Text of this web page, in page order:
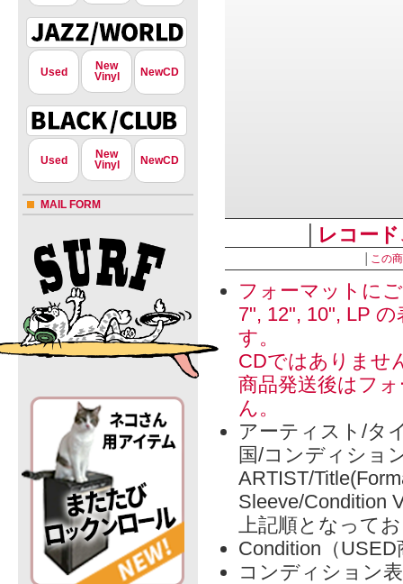
Used
New
Vinyl
NewCD
Used
New
Vinyl
NewCD
MAIL FORM
レコー
この
フォーマットに
7", 12", 10", LP
す。
CDではありませ
商品発送後はフ
ん。
アーティスト/タ
国/コンディショ
ARTIST/
Sleeve/Condition
上記順となって
Condition（
コンディション